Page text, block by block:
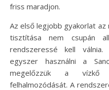
friss maradjon.
Az első legjobb gyakorlat az
tisztítása nem csupán
rendszeressé kell
egyszer használni a
megelőzzük a vízkő
felhalmozódását. A